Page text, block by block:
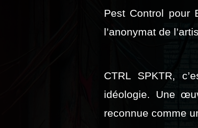
Pest Control pour
l’anonymat de
CTRL SPKTR,
idéologie. Une
reconnue comme